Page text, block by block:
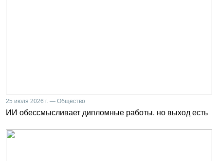
25 июля 2026 г. — Общество
ИИ обессмысливает дипломные работы, но выход есть